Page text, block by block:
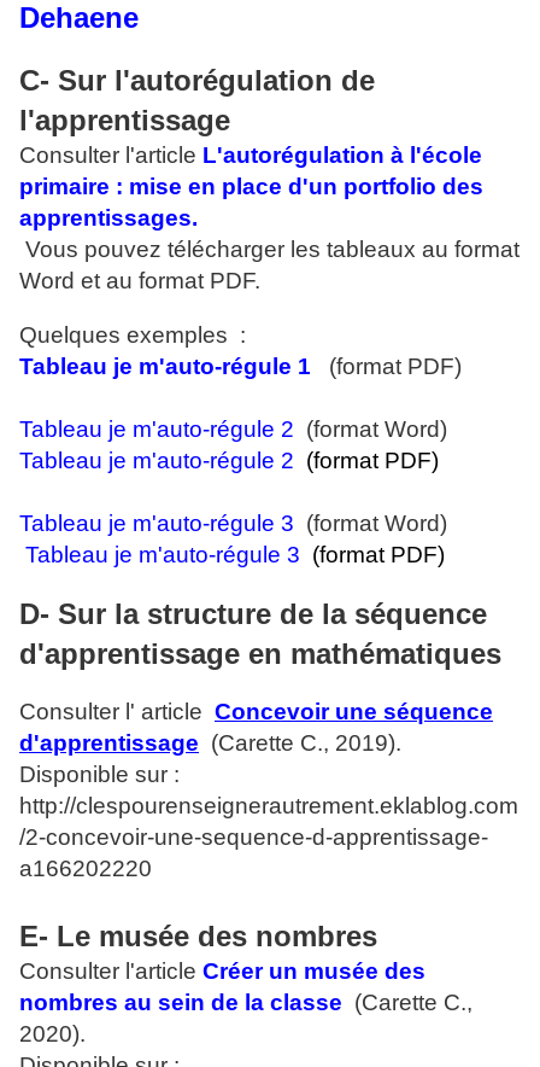
Dehaene
C- Sur l'autorégulation de
l'apprentissage
Consulter l'article L'autorégulation à l'école
primaire : mise en place d'un portfolio des
apprentissages.
Vous pouvez télécharger les tableaux au format
Word et au format PDF.
Quelques exemples :
Tableau je m'auto-régule 1 (format PDF)
Tableau je m'auto-régule 2 (format Word)
Tableau je m'auto-régule 2 (format PDF)
Tableau je m'auto-régule 3 (format Word)
Tableau je m'auto-régule 3 (format PDF)
D- Sur la structure de la séquence
d'apprentissage en mathématiques
Consulter l' article Concevoir une séquence
d'apprentissage (Carette C., 2019).
Disponible sur :
http://clespourenseignerautrement.eklablog.com
/2-concevoir-une-sequence-d-apprentissage-
a166202220
E- Le musée des nombres
Consulter l'article Créer un musée des
nombres au sein de la classe (Carette C.,
2020).